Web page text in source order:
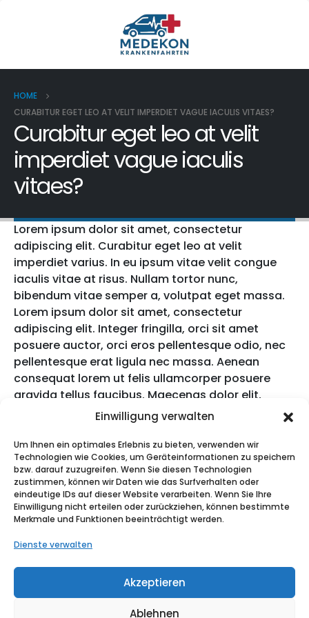
Einwilligung verwalten
Um Ihnen ein optimales Erlebnis zu bieten, verwenden wir
Technologien wie Cookies, um Geräteinformationen zu speichern
bzw. darauf zuzugreifen. Wenn Sie diesen Technologien
zustimmen, können wir Daten wie das Surfverhalten oder
eindeutige IDs auf dieser Website verarbeiten. Wenn Sie Ihre
Einwilligung nicht erteilen oder zurückziehen, können bestimmte
Merkmale und Funktionen beeinträchtigt werden.
Dienste verwalten
Akzeptieren
Ablehnen
HOME
CURABITUR EGET LEO AT VELIT IMPERDIET VAGUE IACULIS VITAES?
Curabitur eget leo at velit
imperdiet vague iaculis
vitaes?
Lorem ipsum dolor sit amet, consectetur
adipiscing elit. Curabitur eget leo at velit
imperdiet varius. In eu ipsum vitae velit congue
iaculis vitae at risus. Nullam tortor nunc,
bibendum vitae semper a, volutpat eget massa.
Lorem ipsum dolor sit amet, consectetur
adipiscing elit. Integer fringilla, orci sit amet
posuere auctor, orci eros pellentesque odio, nec
pellentesque erat ligula nec massa. Aenean
consequat lorem ut felis ullamcorper posuere
gravida tellus faucibus. Maecenas dolor elit,
pulvinar eu vehicula eu, consequat et lacus. Duis
et purus ipsum. In auctor mattis ipsum id
molestie. Donec risus nulla, fringilla a rhoncus
vitae, semper a massa. Vivamus ullamcorper,
enim sit amet consequat laoreet, tortor tortor
dictum urna, ut egestas urna ipsum nec libero.
Nulla justo leo, molestie vel tempor nec, egestas
at massa. Aenean pulvinar, felis porttitor iaculis
pulvinar, odio orci sodales odio, ac pulvinar felis
© Copyright © 2025 Medekon Krankenfahrten. Alle Rechte